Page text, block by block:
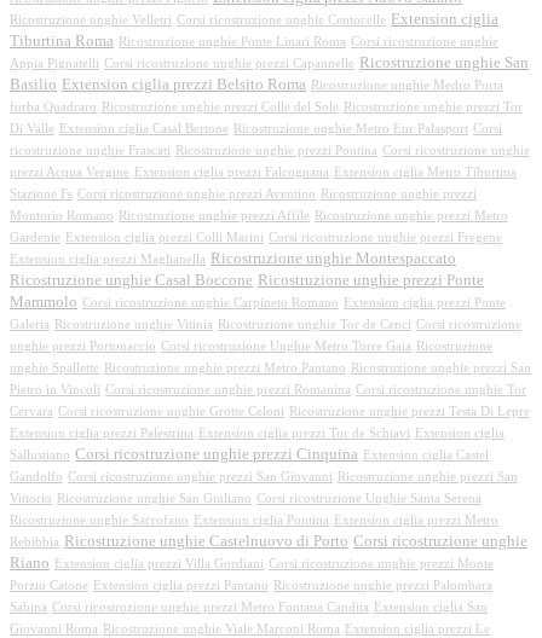
Ricostruzione unghie Velletri Corsi ricostruzione unghie Centocelle
Extension ciglia
Tiburtina Roma
Ricostruzione unghie Ponte Linari Roma Corsi ricostruzione unghie
Appia Pignatelli Corsi ricostruzione unghie prezzi Capannelle
Ricostruzione unghie San
Basilio Extension ciglia prezzi Belsito Roma
Ricostruzione unghie Medro Porta
furba Quadraro
Ricostruzione unghie prezzi Colle del Sole
Ricostruzione unghie prezzi Tor
Di Valle
Extension ciglia Casal Bertone Ricostruzione unghie Metro Eur Palasport Corsi
ricostruzione unghie Frascati
Ricostruzione unghie prezzi Pontina Corsi ricostruzione unghie
prezzi Acqua Vergine
Extension ciglia prezzi Falcognana
Extension ciglia Metro Tiburtina
Stazione Fs Corsi ricostruzione unghie prezzi Aventino
Ricostruzione unghie prezzi
Montorio Romano
Ricostruzione unghie prezzi Affile
Ricostruzione unghie prezzi Metro
Gardenie
Extension ciglia prezzi Colli Marini Corsi ricostruzione unghie prezzi Fregene
Extension ciglia prezzi Maglianella
Ricostruzione unghie Montespaccato
Ricostruzione unghie Casal Boccone Ricostruzione unghie prezzi Ponte
Mammolo Corsi ricostruzione unghie Carpineto Romano
Extension ciglia prezzi Ponte
Galeria
Ricostruzione unghie Vitinia Ricostruzione unghie Tor de Cenci Corsi ricostruzione
unghie prezzi Portonaccio Corsi ricostruzione Unghie Metro Torre Gaia
Ricostruzione
unghie Spallette
Ricostruzione unghie prezzi Metro Pantano
Ricostruzione unghie prezzi San
Pietro in Vincoli Corsi ricostruzione unghie prezzi Romanina Corsi ricostruzione unghie Tor
Cervara Corsi ricostruzione unghie Grotte Celoni
Ricostruzione unghie prezzi Testa Di Lepre
Extension ciglia prezzi Palestrina
Extension ciglia prezzi Tor de Schiavi
Extension ciglia
Sallustiano Corsi ricostruzione unghie prezzi Cinquina
Extension ciglia Castel
Gandolfo Corsi ricostruzione unghie prezzi San Giovanni
Ricostruzione unghie prezzi San
Vittorio
Ricostruzione unghie San Giuliano Corsi ricostruzione Unghie Santa Serena
Ricostruzione unghie Sacrofano
Extension ciglia Pontina
Extension ciglia prezzi Metro
Rebibbia
Ricostruzione unghie Castelnuovo di Porto Corsi ricostruzione unghie
Riano
Extension ciglia prezzi Villa Gordiani Corsi ricostruzione unghie prezzi Monte
Porzio Catone
Extension ciglia prezzi Pantano
Ricostruzione unghie prezzi Palombara
Sabina Corsi ricostruzione unghie prezzi Metro Fontana Candita
Extension ciglia San
Giovanni Roma
Ricostruzione unghie Viale Marconi Roma
Extension ciglia prezzi Le